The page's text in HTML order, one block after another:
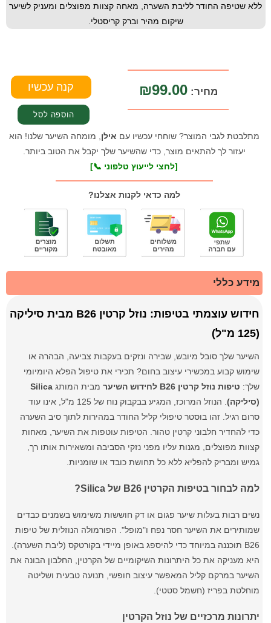
ללא שטיפה החודר לליבת השערה, מאחה קצוות מפוצלים ומעניק לשיער
שיקום מהיר וברק קריסטלי.
מחיר:₪99.00
מתלבטת לגבי המוצר? שוחחי עכשיו עם אילן , מומחה השיער שלנו! הוא
יעזור לך להתאים מוצר, כדי שהשיער שלך יקבל את הטוב ביותר.
[לחצי לייעוץ טלפוני 📞]
למה כדאי לקנות אצלנו?
מידע כללי
חידוש עוצמתי בטיפות: נוזל קרטין B26 מבית סיליקה
(125 מ"ל)
השיער שלך סובל מיובש, שבירה ונזקים בעקבות צביעה, הבהרה או
שימוש קבוע במכשירי עיצוב בחום? תכירי את טיפול הפלא היומיומי
שלך: טיפות נוזל קרטין B26 לחידוש השיער מבית המותגSilica
(סיליקה)
. הנוזל המרוכז, המגיע בבקבוק נוח של 125 מ"ל, אינו עוד
סרום רגיל. זהו בוסטר טיפולי קליל החודר במהירות לתוך סיב השערה
כדי להחדיר חלבוני קרטין טהור. הטיפות עוטפות את השיער, מאחות
קצוות מפוצלים, מגנות עליו מפני נזקי הסביבה ומשאירות אותו רך,
גמיש ומבריק להפליא ללא כל תחושת כובד או שומניות.
למה לבחור בטיפות הקרטין B26 של Silica?
נשים רבות בעלות שיער פגום או דק חוששות משימוש בשמנים כבדים
שמותירים את השיער חסר נפח ו"מופל". הפורמולה הנוזלית של טיפות
B26 תוכננה במיוחד כדי להיספג באופן מיידי בקורטקס (ליבת השערה).
היא מעניקה את כל היתרונות השיקומיים של הקרטין, החלבון הבונה את
השיער במרקם קליל המאפשר עיצוב חופשי, תנועה טבעית ושליטה
מוחלטת בפריז (חשמל סטטי).
יתרונות מרכזיים של נוזל הקרטין